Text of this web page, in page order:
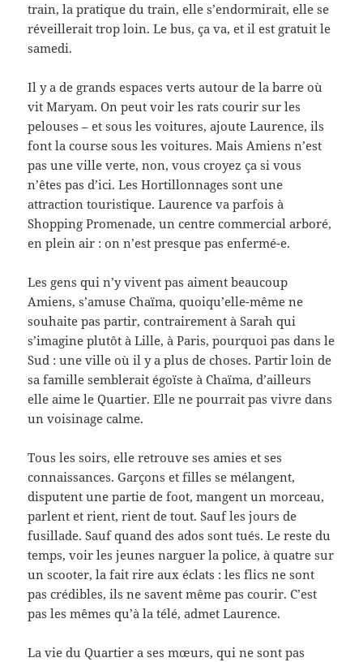
train, la pratique du train, elle s’endormirait, elle se
réveillerait trop loin. Le bus, ça va, et il est gratuit le
samedi.
Il y a de grands espaces verts autour de la barre où
vit Maryam. On peut voir les rats courir sur les
pelouses – et sous les voitures, ajoute Laurence, ils
font la course sous les voitures. Mais Amiens n’est
pas une ville verte, non, vous croyez ça si vous
n’êtes pas d’ici. Les Hortillonnages sont une
attraction touristique. Laurence va parfois à
Shopping Promenade, un centre commercial arboré,
en plein air : on n’est presque pas enfermé-e.
Les gens qui n’y vivent pas aiment beaucoup
Amiens, s’amuse Chaïma, quoiqu’elle-même ne
souhaite pas partir, contrairement à Sarah qui
s’imagine plutôt à Lille, à Paris, pourquoi pas dans le
Sud : une ville où il y a plus de choses. Partir loin de
sa famille semblerait égoïste à Chaïma, d’ailleurs
elle aime le Quartier. Elle ne pourrait pas vivre dans
un voisinage calme.
Tous les soirs, elle retrouve ses amies et ses
connaissances. Garçons et filles se mélangent,
disputent une partie de foot, mangent un morceau,
parlent et rient, rient de tout. Sauf les jours de
fusillade. Sauf quand des ados sont tués. Le reste du
temps, voir les jeunes narguer la police, à quatre sur
un scooter, la fait rire aux éclats : les flics ne sont
pas crédibles, ils ne savent même pas courir. C’est
pas les mêmes qu’à la télé, admet Laurence.
La vie du Quartier a ses mœurs, qui ne sont pas